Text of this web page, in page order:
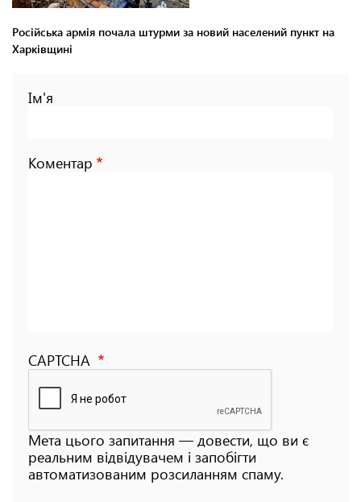
Російська армія почала штурми за новий населений пункт на
Харківщині
Ім'я
Коментар
CAPTCHA
Мета цього запитання — довести, що ви є
реальним відвідувачем і запобігти
автоматизованим розсиланням спаму.